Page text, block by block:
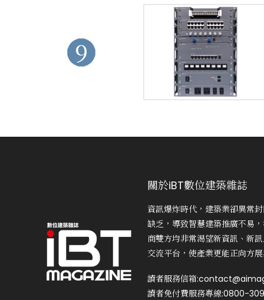
9
關於iBT數位建築雜誌
資訊爆炸時代，建築業卻異常
缺乏，導致智慧建築推廣不易
商雙方均非常渴望新資訊、新
交流平台，使產業更能正向方
讀者服務信箱
讀者免付費服務專線:0800-